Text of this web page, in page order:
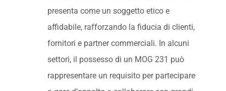
presenta come un soggetto etico e
affidabile, rafforzando la fiducia di clienti,
fornitori e partner commerciali. In alcuni
settori, il possesso di un MOG 231 può
rappresentare un requisito per partecipare